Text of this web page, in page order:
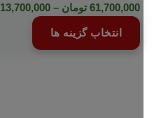
61,700,000 تومان –
13,700,000
انتخاب گزینه ها